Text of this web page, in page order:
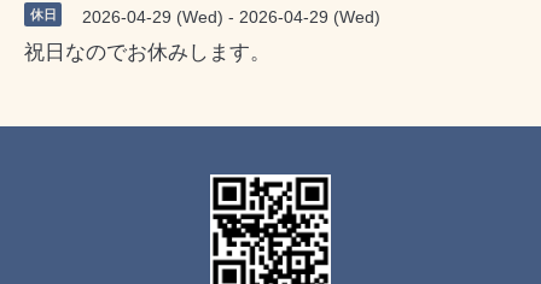
休日 2026-04-29 (Wed) - 2026-04-29 (Wed)
祝日なのでお休みします。